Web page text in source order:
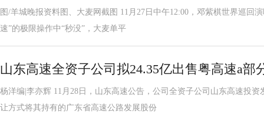
图/羊城晚报资料图、大麦网截图 11月27日中午12:00，邓紫棋世界巡回
速”的极限操作中“秒没”，大麦单平
山东高速全资子公司拟24.35亿出售粤高速a部
杨洋编|李亦辉 11月28日，山东高速公告，公司全资子公司山东高速投
让方式将其持有的广东省高速公路发展股份